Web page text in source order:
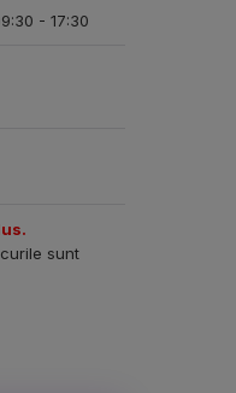
- 17:30
sunt